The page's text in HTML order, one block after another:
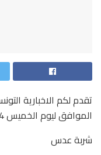
تقدم لكم الاخبارية
الموافق ليوم الخميس 14 مارس 2024..
شربة عدس